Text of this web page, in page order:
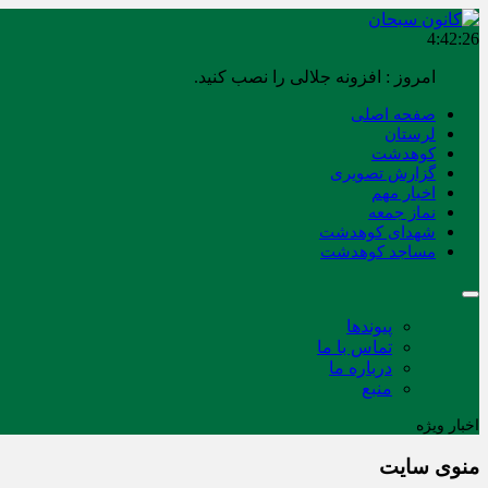
4:42:27
امروز : افزونه جلالی را نصب کنید.
صفحه اصلی
لرستان
کوهدشت
گزارش تصویری
اخبار مهم
نماز جمعه
شهدای کوهدشت
مساجد کوهدشت
پیوندها
تماس با ما
درباره ما
منبع
اخبار ویژه
منوی سایت